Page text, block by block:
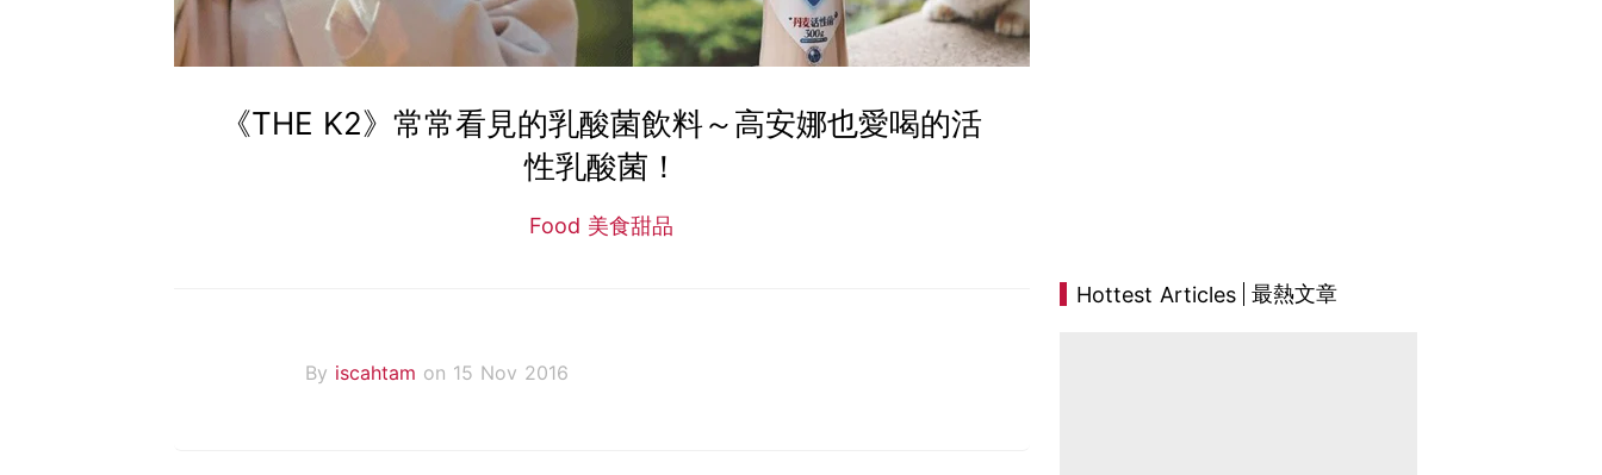
《THE K2》常常看見的乳酸菌飲料～高安娜也愛喝的活
性乳酸菌！
Food 美食甜品
By iscahtam on 15 Nov 2016
Hottest Articles 最熱文章